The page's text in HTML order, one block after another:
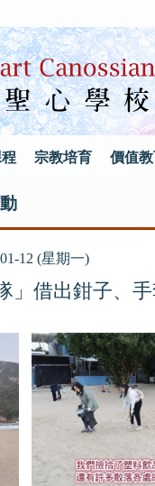
宗教培育 價值
12 (星期一)
」借出鉗子、